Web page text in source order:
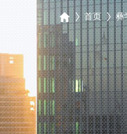
排行榜
天
下
彝
族
网
› 首页 › 彝